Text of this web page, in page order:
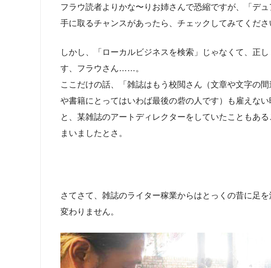
フラウ読者よりかな〜りお姉さんで恐縮ですが、「デ
手に取るチャンスがあったら、チェックしてみてくださ
しかし、「ローカルビジネスを検索」じゃなくて、正
す、フラウさん……。
ここだけの話、「雑誌はもう校閲さん（文章や文字の
や書籍にとってはいわば最後の砦の人です）も雇えな
と、某雑誌のアートディレクターをしていたこともあ
まいましたとさ。
さてさて、雑誌のライター稼業からはとっくの昔に足
変わりません。